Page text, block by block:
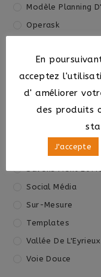
Modèle Planning
Operask
Outils De Gestion
Papeterie
Plateau Ardechois
Posters
Produits
Savons Mont Et
Social Média
Sur-Mesure
Templates
Vallée De L'Eyrieux
Voie Douce
En
acceptez
d' améliorer
des produits
J'accepte